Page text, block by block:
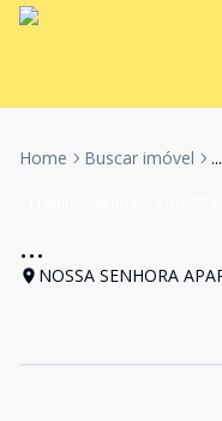
Home Buscar imóvel ...
...
NOSSA SENHORA